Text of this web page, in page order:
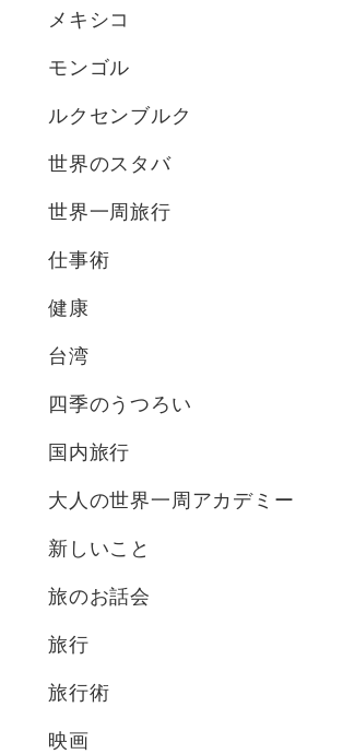
メキシコ
モンゴル
ルクセンブルク
世界のスタバ
世界一周旅行
仕事術
健康
台湾
四季のうつろい
国内旅行
大人の世界一周アカデミー
新しいこと
旅のお話会
旅行
旅行術
映画